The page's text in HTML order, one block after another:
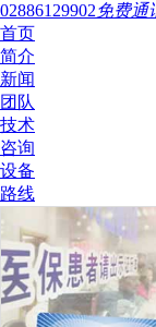
02886129902免费通
首页
简介
新闻
团队
技术
咨询
设备
路线